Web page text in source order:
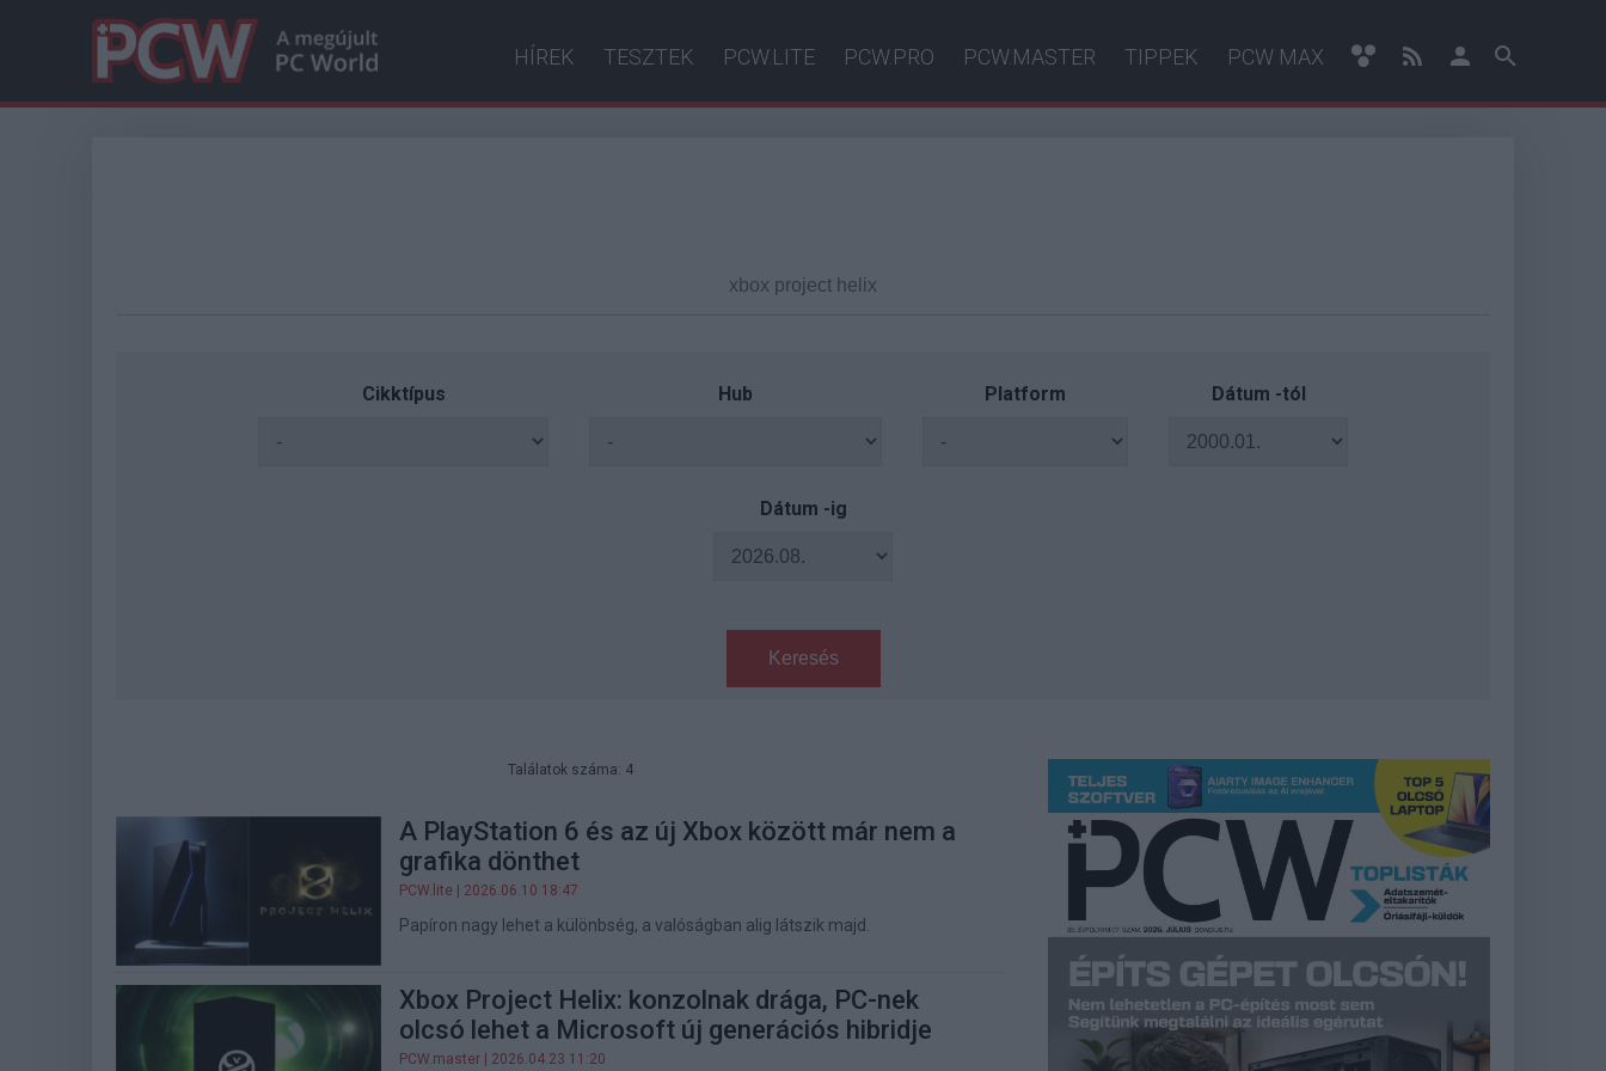
HÍREK TESZTEK PCW.LITE PCW.PRO PCW.MASTER TIPPEK PCW MAX
Cikktípus Hub Platform Dátum -tól
Dátum -ig
Keresés
Találatok száma: 4
A PlayStation 6 és az új Xbox között már nem a
grafika dönthet
PCW.lite | 2026.06.10 18:47
Papíron nagy lehet a különbség, a valóságban alig látszik majd.
Xbox Project Helix: konzolnak drága, PC-nek
olcsó lehet a Microsoft új generációs hibridje
PCW.master | 2026.04.23 11:20